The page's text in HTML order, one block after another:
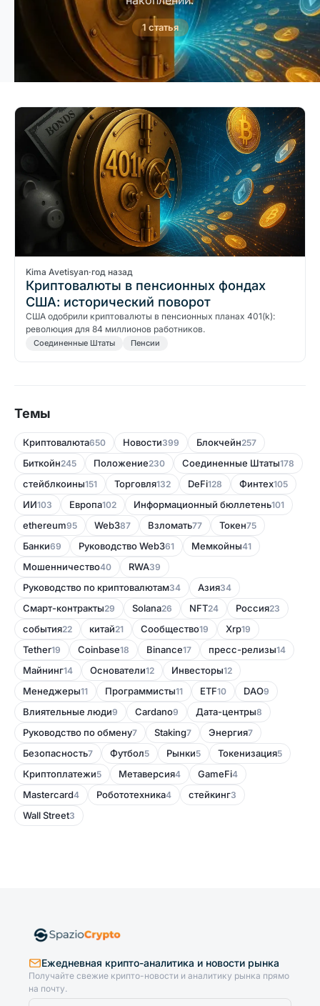
1 статья
Kima Avetisyan·год назад
Криптовалюты в пенсионных фондах
США: исторический поворот
США одобрили криптовалюты в пенсионных планах 401(k):
революция для 84 миллионов работников.
Соединенные Штаты Пенсии
Темы
Криптовалюта650 Новости399 Блокчейн257
Биткойн245 Положение230 Соединенные Штаты178
стейблкоины151 Торговля132 DeFi128 Финтех105
ИИ103 Европа102 Информационный бюллетень101
ethereum95 Web387 Bзломать77 Токен75
Банки69 Руководство Web361 Мемкойны41
Мошенничество40 RWA39
Руководство по криптовалютам34 Азия34
Смарт-контракты29 Solana26 NFT24 Россия23
события22 китай21 Сообщество19 Xrp19
Tether19 Coinbase18 Binance17 пресс-релизы14
Майнинг14 Основатели12 Инвесторы12
Менеджеры11 Программисты11 ETF10 DAO9
Влиятельные люди9 Cardano9 Дата-центры8
Руководство по обмену7 Staking7 Энергия7
Безопасность7 Футбол5 Рынки5 Токенизация5
Криптоплатежи5 Метаверсия4 GameFi4
Mastercard4 Робототехника4 стейкинг3
Wall Street3
Ежедневная крипто-аналитика и новости рынка
Получайте свежие крипто-новости и аналитику рынка прямо
на почту.